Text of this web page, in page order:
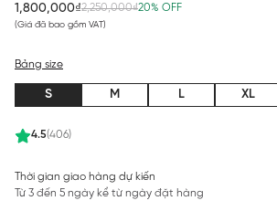
1,800,000₫2,250,000₫20% OFF
(Giá đã bao gồm VAT)
4.5(406)
Bảng size
S M L XL
Thời gian giao hàng dự kiến
Từ 3 đến 5 ngày kể từ ngày đặt hàng